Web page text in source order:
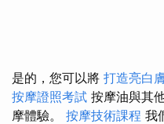
是的，您可以將 打造亮白
按摩證照考試 按摩油與其
摩體驗。 按摩技術課程 我